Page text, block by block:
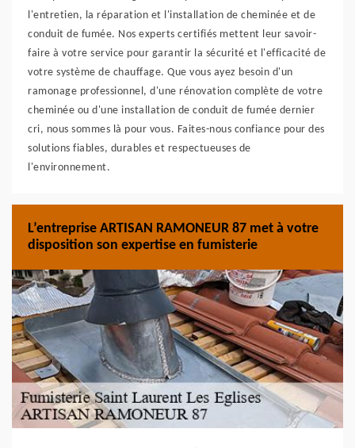
l'entretien, la réparation et l'installation de cheminée et de
conduit de fumée. Nos experts certifiés mettent leur savoir-
faire à votre service pour garantir la sécurité et l'efficacité de
votre système de chauffage. Que vous ayez besoin d'un
ramonage professionnel, d'une rénovation complète de votre
cheminée ou d'une installation de conduit de fumée dernier
cri, nous sommes là pour vous. Faites-nous confiance pour des
solutions fiables, durables et respectueuses de
l'environnement.
L’entreprise ARTISAN RAMONEUR 87 met à votre
disposition son expertise en fumisterie